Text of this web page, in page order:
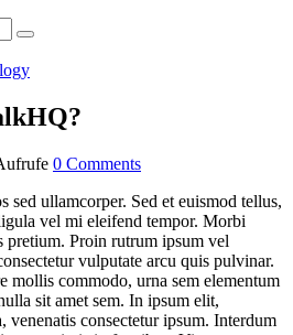
0 Comments
sed ullamcorper. Sed et euismod tellus,
vel mi eleifend tempor. Morbi
pretium. Proin rutrum ipsum vel
vulputate arcu quis pulvinar.
mollis commodo, urna sem elementum
sit amet sem. In ipsum elit,
venenatis consectetur ipsum. Interdum